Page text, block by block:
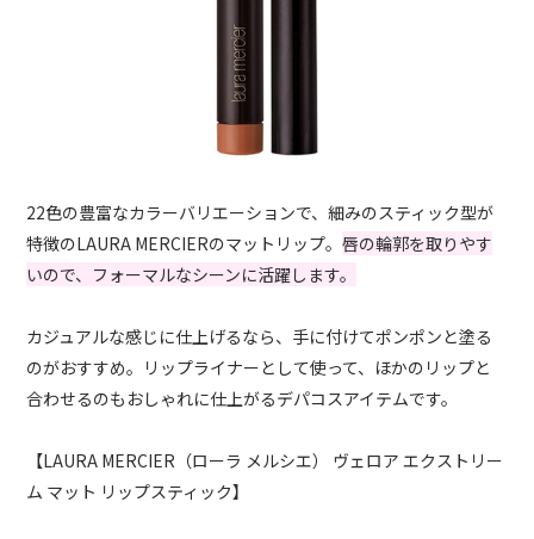
22色の豊富なカラーバリエーションで、細みのスティック型が
特徴のLAURA MERCIERのマットリップ。唇の輪郭を取りやす
いので、フォーマルなシーンに活躍します。
カジュアルな感じに仕上げるなら、手に付けてポンポンと塗る
のがおすすめ。リップライナーとして使って、ほかのリップと
合わせるのもおしゃれに仕上がるデパコスアイテムです。
【LAURA MERCIER（ローラ メルシエ） ヴェロア エクストリー
ム マット リップスティック】